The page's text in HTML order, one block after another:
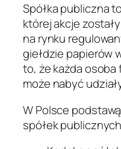
Spółka publiczna
której akcje
na rynku
giełdzie papierów
to, że każda
może nabyć
W Polsce
spółek